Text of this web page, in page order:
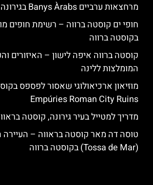
מרחצאות ערביים Banys Àrabs בגירונה
חופי ים קוסטה ברווה – רשימת חופים
בקוסטה ברווה
קוסטה ברווה איפה לישון – האיזורים
המומלצות ללינה
מוזיאון ארכיאולוגי שאסור לפספס
Empúries Roman City Ruins
מדריך למטייל בעיר גירונה, קוסטה
טוסה דה מאר קוסטה בראווה – העיירה
(Tossa de Mar) בקוסטה ברווה